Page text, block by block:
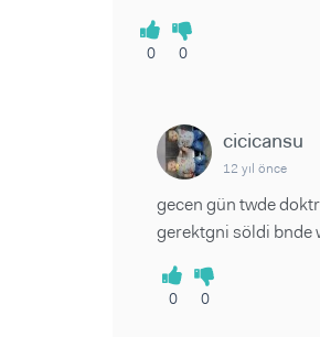
0 0
cicicansu
12 yıl önce
gecen gün twde
gerektgni söldi bnde
0 0